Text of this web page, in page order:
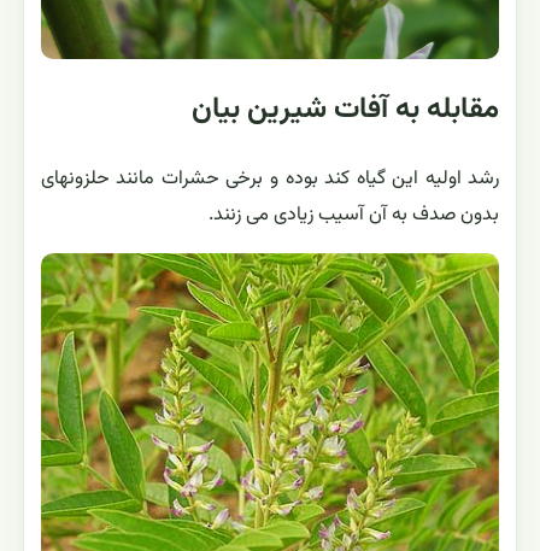
مقابله به آفات شيرين بيان
رشد اولیه این گیاه کند بوده و برخی حشرات مانند حلزونهای
بدون صدف به آن آسیب زیادی می زنند.